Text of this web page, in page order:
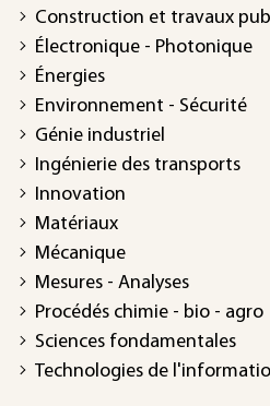
Construction et travaux
Électronique - Photonique
Énergies
Environnement - Sécurité
Génie industriel
Ingénierie des transports
Innovation
Matériaux
Mécanique
Mesures - Analyses
Procédés chimie - bio - agro
Sciences fondamentales
Technologies de